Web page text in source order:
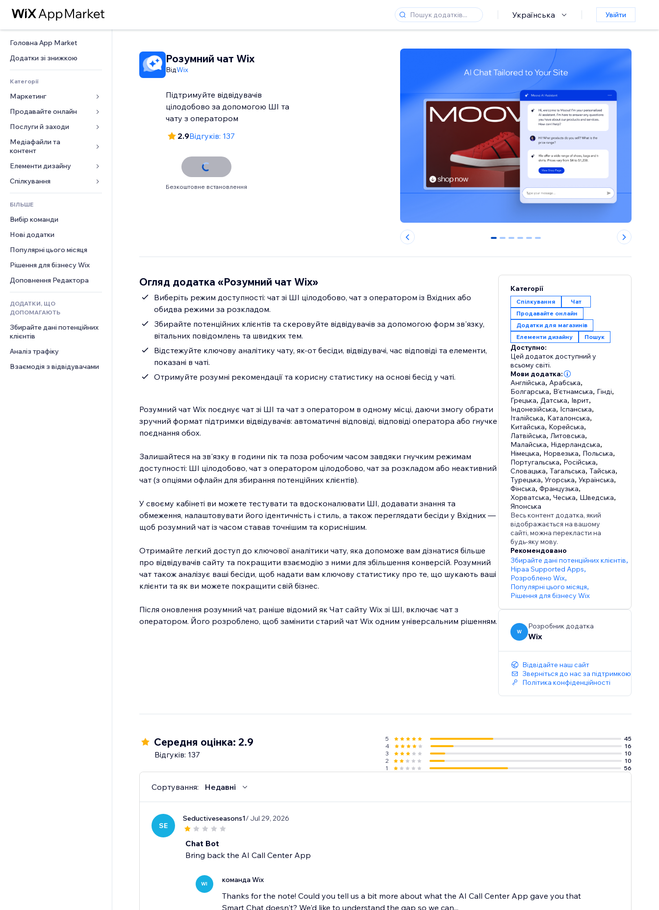
Українська Увійти
Головна App Market
Додатки зі знижкою
Категорії
Маркетинг
Реклама
Мобільний
Аналітика
Соцмережі
SEO
Залучення
Розміщення сайту
Ел. пошта
Конверсія
Продавайте онлайн
Додатки для магазинів
Надсилання та доставка
Кнопки продажу
Онлайн‑курси
Друк на замовлення
Бухгалтерський облік
Купони й лояльність
Рішення для складів
Дропшипінг
Тарифні плани й підписки
Краудфандинг
Їжа та напої
Послуги й заходи
Готелі
Заходи
Ресторани
Нерухомість
Медіафайли та
контент
Галерея
Музика
Подкасти
Фотографія
Відео
PDF
Обмін файлами
Новини
Елементи дизайну
Карти й навігація
Конфіденційність і безпека
Годинник
Шаблони сторінок
Ефекти зображення
Кнопки та меню
Банери та бейджі
Калькулятори
Пошук
Погода
Графіки й таблиці
Форми
Опитування
Чат
Коментарі
Телефон
Спільнота
Відгуки
CRM
БІЛЬШЕ
Вибір команди
Нові додатки
Популярні цього місяця
Рішення для бізнесу Wix
Доповнення Редактора
ДОДАТКИ, ЩО
ДОПОМАГАЮТЬ
Збирайте дані потенційних
клієнтів
Аналіз трафіку
Взаємодія з відвідувачами
Розумний чат Wix
ВідWix
Підтримуйте відвідувачів
цілодобово за допомогою ШІ та
чату з оператором
2.9Відгуків: 137
Безкоштовне встановлення
0 1 2 3 4 5
Огляд додатка «Розумний чат Wix»
Виберіть режим доступності: чат зі ШІ цілодобово, чат з оператором із Вхідних або
обидва режими за розкладом.
Збирайте потенційних клієнтів та скеровуйте відвідувачів за допомогою форм зв'язку,
вітальних повідомлень та швидких тем.
Відстежуйте ключову аналітику чату, як-от бесіди, відвідувачі, час відповіді та елементи,
показані в чаті.
Отримуйте розумні рекомендації та корисну статистику на основі бесід у чаті.
Розумний чат Wix поєднує чат зі ШІ та чат з оператором в одному місці, даючи змогу обрати
зручний формат підтримки відвідувачів: автоматичні відповіді, відповіді оператора або гнучке
поєднання обох.
Залишайтеся на зв'язку в години пік та поза робочим часом завдяки гнучким режимам
доступності: ШІ цілодобово, чат з оператором цілодобово, чат за розкладом або неактивний
чат (з опціями офлайн для збирання потенційних клієнтів).
У своєму кабінеті ви можете тестувати та вдосконалювати ШІ, додавати знання та
обмеження, налаштовувати його ідентичність і стиль, а також переглядати бесіди у Вхідних —
щоб розумний чат із часом ставав точнішим та кориснішим.
Отримайте легкий доступ до ключової аналітики чату, яка допоможе вам дізнатися більше
про відвідувачів сайту та покращити взаємодію з ними для збільшення конверсій. Розумний
чат також аналізує ваші бесіди, щоб надати вам ключову статистику про те, що шукають ваші
клієнти та як ви можете покращити свій бізнес.
Після оновлення розумний чат, раніше відомий як Чат сайту Wix зі ШІ, включає чат з
Категорії
Спілкування
Чат
Продавайте онлайн
Додатки для магазинів
Елементи дизайну
Пошук
Доступно:
Цей додаток доступний у
всьому світі.
Мови додатка:
Англійська, Арабська,
Болгарська, В'єтнамська, Гінді,
Грецька, Датська, Іврит,
Індонезійська, Іспанська,
Італійська, Каталонська,
Китайська, Корейська,
Латвійська, Литовська,
Малайська, Нідерландська,
Німецька, Норвезька, Польська,
Португальська, Російська,
Словацька,Тагальська,Тайська,
Турецька,Угорська,Українська,
Фінська,Французька,
Хорватська,Чеська, Шведська,
Японська
Весь контент додатка, який
відображається на вашому
сайті, можна перекласти на
будь-яку мову.
Рекомендовано
Збирайте дані потенційних клієнтів,
Hipaa Supported Apps,
Розроблено Wix,
Популярні цього місяця,
Рішення для бізнесу Wix
W
Розробник додатка
Wix
Відвідайте наш сайт
Зверніться до нас за підтримкою
Політика конфіденційності
Середня оцінка: 2.9
Відгуків: 137
5
45
4
16
3
10
2
10
1
56
Сортування: Недавні
SE
Seductiveseasons1/ Jul 29, 2026
Chat Bot
Bring back the AI Call Center App
WI команда Wix
Thanks for the note! Could you tell us a bit more about what the AI Call Center App gave you that
Smart Chat doesn't? We'd like to understand the gap so we can...